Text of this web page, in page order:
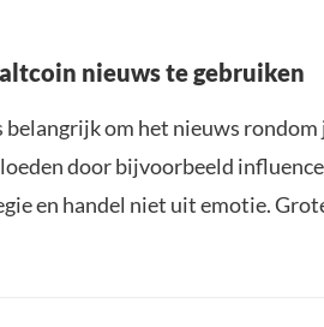
nieuws te gebruiken
belangrijk om het nieuws
door bijvoorbeeld
en handel niet uit emotie.